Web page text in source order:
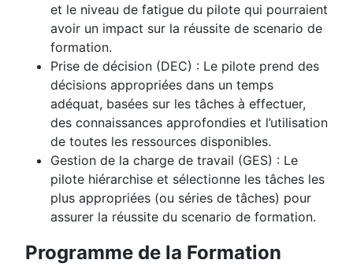
et le niveau de fatigue du pilote qui pourraient
avoir un impact sur la réussite de scenario de
formation.
Prise de décision (DEC) : Le pilote prend des
décisions appropriées dans un temps
adéquat, basées sur les tâches à effectuer,
des connaissances approfondies et l’utilisation
de toutes les ressources disponibles.
Gestion de la charge de travail (GES) : Le
pilote hiérarchise et sélectionne les tâches les
plus appropriées (ou séries de tâches) pour
assurer la réussite du scenario de formation.
Programme de la Formation